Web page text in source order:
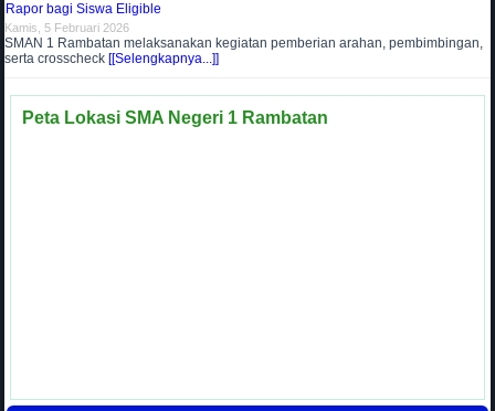
Rapor bagi Siswa Eligible
Kamis, 5 Februari 2026
SMAN 1 Rambatan melaksanakan kegiatan pemberian arahan, pembimbingan,
serta crosscheck [[Selengkapnya...]]
Peta Lokasi SMA Negeri 1 Rambatan